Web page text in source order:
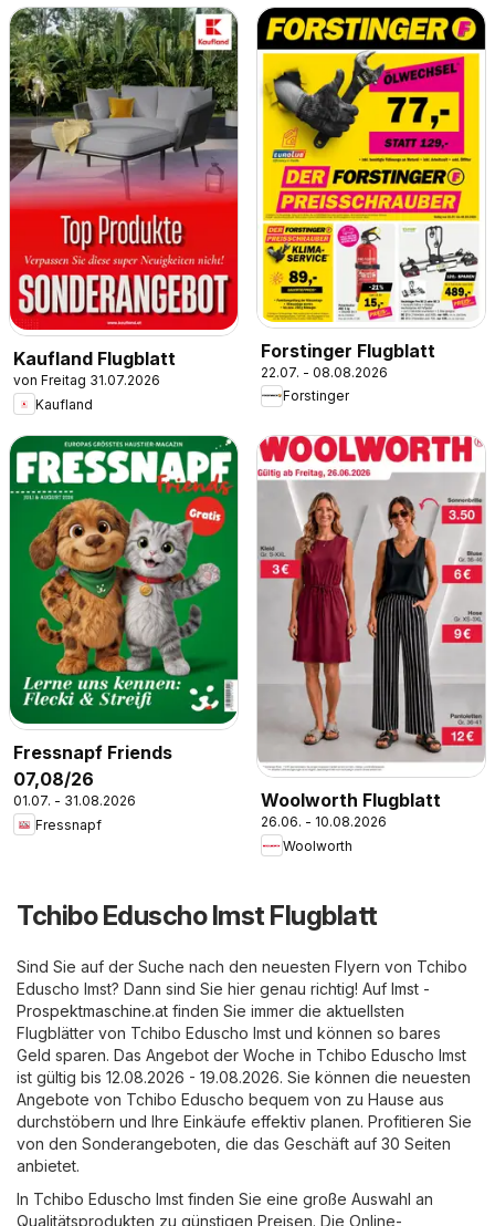
Kaufland Flugblatt
von Freitag 31.07.2026
Kaufland
Forstinger Flugblatt
22.07. - 08.08.2026
Forstinger
Fressnapf Friends
07,08/26
01.07. - 31.08.2026
Fressnapf
Woolworth Flugblatt
26.06. - 10.08.2026
Woolworth
Tchibo Eduscho Imst Flugblatt
Sind Sie auf der Suche nach den neuesten Flyern von Tchibo
Eduscho Imst? Dann sind Sie hier genau richtig! Auf Imst -
Prospektmaschine.at finden Sie immer die aktuellsten
Flugblätter von Tchibo Eduscho Imst und können so bares
Geld sparen. Das Angebot der Woche in Tchibo Eduscho Imst
ist gültig bis 12.08.2026 - 19.08.2026. Sie können die neuesten
Angebote von Tchibo Eduscho bequem von zu Hause aus
durchstöbern und Ihre Einkäufe effektiv planen. Profitieren Sie
von den Sonderangeboten, die das Geschäft auf 30 Seiten
anbietet.
In Tchibo Eduscho Imst finden Sie eine große Auswahl an
Qualitätsprodukten zu günstigen Preisen. Die Online-